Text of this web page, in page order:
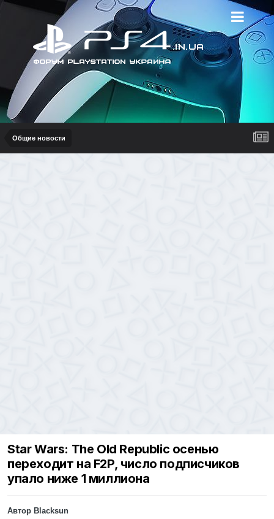
Общие новости
Star Wars: The Old Republic осенью
переходит на F2P, число подписчиков
упало ниже 1 миллиона
Автор Blacksun